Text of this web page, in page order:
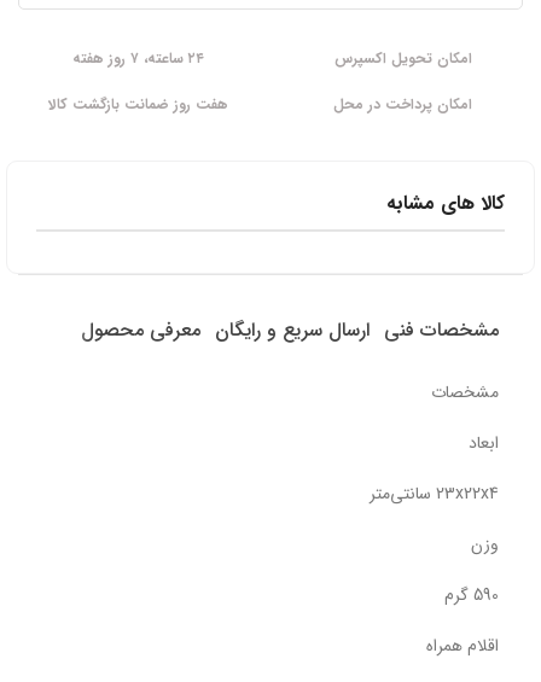
امکان تحویل اکسپرس
۲۴ ساعته، ۷ روز هفته
امکان پرداخت در محل
هفت روز ضمانت بازگشت کالا
کالا های مشابه
مشخصات فنی ارسال سریع و رایگان معرفی محصول
مشخصات
ابعاد
23x22x4 سانتی‌متر
وزن
590 گرم
اقلام همراه